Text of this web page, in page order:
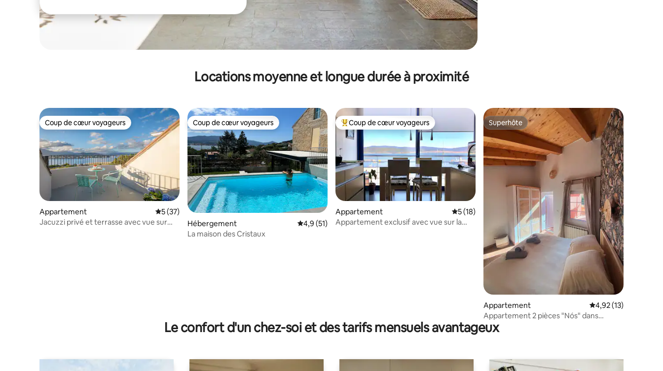
Locations moyenne et longue durée à proximité
Coup de cœur voyageurs
Coup de cœur voyageurs
Appartement Évaluation moyenne sur la base de 37 commentaires : 5 sur 5
5 (37)
Jacuzzi privé et terrasse avec vue sur
Coup de cœur voyageurs
Coup de cœur voyageurs
Hébergement Évaluation moyenne sur la base de 51 commentaires : 4,9 sur 5
4,9 (51)
La maison des Cristaux
Coups de cœur voyageurs les plus appréciés
Coup de cœur voyageurs
Appartement Évaluation moyenne sur la base de 18 commentaires : 5 sur 5
5 (18)
Appartement exclusif avec vue sur la
Superhôte
Superhôte
Appartement Évaluation moyenne
4,92 (13)
Appartement 2 pièces "Nós" dans
maison d'hôte
Le confort d'un chez-soi et des tarifs mensuels avantageux